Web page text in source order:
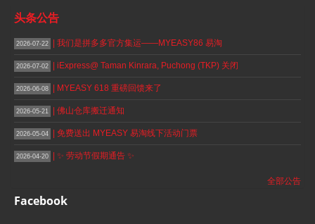
头条公告
2026-07-22 | 我们是拼多多官方集运——MYEASY86 易淘
2026-07-02 | iExpress@ Taman Kinrara, Puchong (TKP) 关闭
2026-06-08 | MYEASY 618 重磅回馈来了
2026-05-21 | 佛山仓库搬迁通知
2026-05-04 | 免费送出 MYEASY 易淘线下活动门票
2026-04-20 | ✨ 劳动节假期通告 ✨
全部公告
Facebook